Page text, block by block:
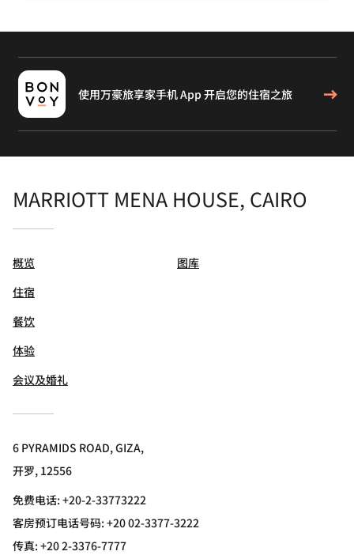
使用万豪旅享家手机 App 开启您的住宿之旅
MARRIOTT MENA HOUSE, CAIRO
概览
住宿
餐饮
体验
会议及婚礼
图库
6 PYRAMIDS ROAD, GIZA,
开罗, 12556
免费电话:+20-2-33773222
客房预订电话号码: +20 02-3377-3222
传真:+20 2-3376-7777